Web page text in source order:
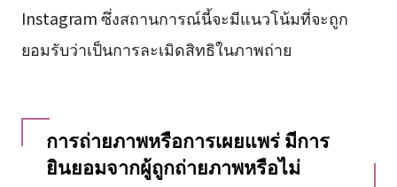
Instagram ซึ่งสถานการณ์นี้จะมีแนวโน้มที่จะถูก
ยอมรับว่าเป็นการละเมิดสิทธิในภาพถ่าย
การถ่ายภาพหรือการเผยแพร่ มีการ
ยินยอมจากผู้ถูกถ่ายภาพหรือไม่